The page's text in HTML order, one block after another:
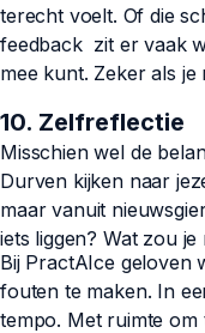
terecht voelt. Of die
feedback zit er vaak
mee kunt. Zeker als je
10. Zelfreflectie
Misschien wel de
Durven kijken naar
maar vanuit
iets liggen? Wat zou
Bij PractAIce geloven
fouten te maken. In
tempo. Met ruimte